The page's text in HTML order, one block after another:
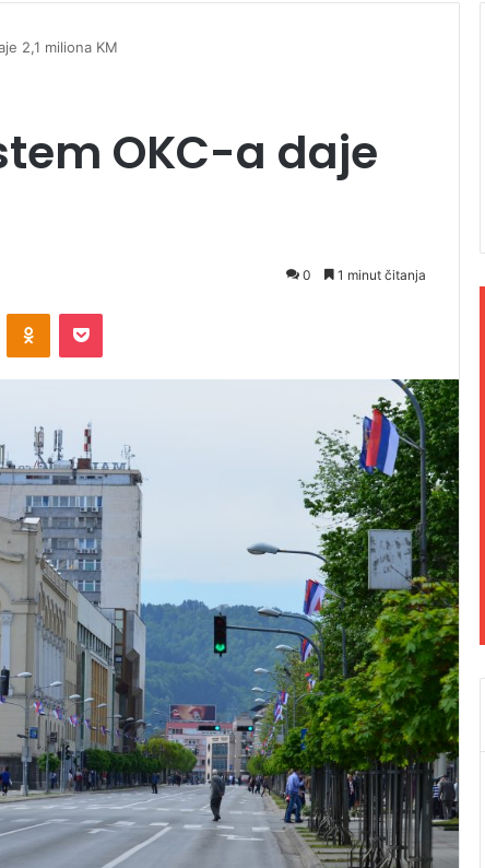
2,1 miliona KM
OKC-a daje
0 1 minut čitanja